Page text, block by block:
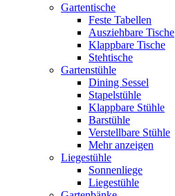
Gartentische
Feste Tabellen
Ausziehbare Tische
Klappbare Tische
Stehtische
Gartenstühle
Dining Sessel
Stapelstühle
Klappbare Stühle
Barstühle
Verstellbare Stühle
Mehr anzeigen
Liegestühle
Sonnenliege
Liegestühle